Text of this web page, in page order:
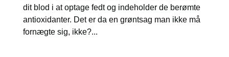
dit blod i at optage fedt og indeholder de berømte
antioxidanter. Det er da en grøntsag man ikke må
fornægte sig, ikke?...